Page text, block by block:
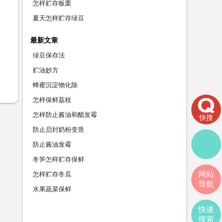
怎样贮存板栗
夏天怎样贮存绿豆
最新文章
绿豆保存法
贮油妙方
蜂蜜沉淀物化除
怎样保鲜荔枝
怎样防止酱油和醋发霉
防止启封奶粉变质
防止酱油发霉
冬笋怎样贮存保鲜
怎样贮存冬瓜
水果蔬菜保鲜
快搜
网站
导航
快速
搜索